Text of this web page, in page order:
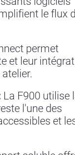
le flux
permet
et leur
La F900 utilise
l'une des
et